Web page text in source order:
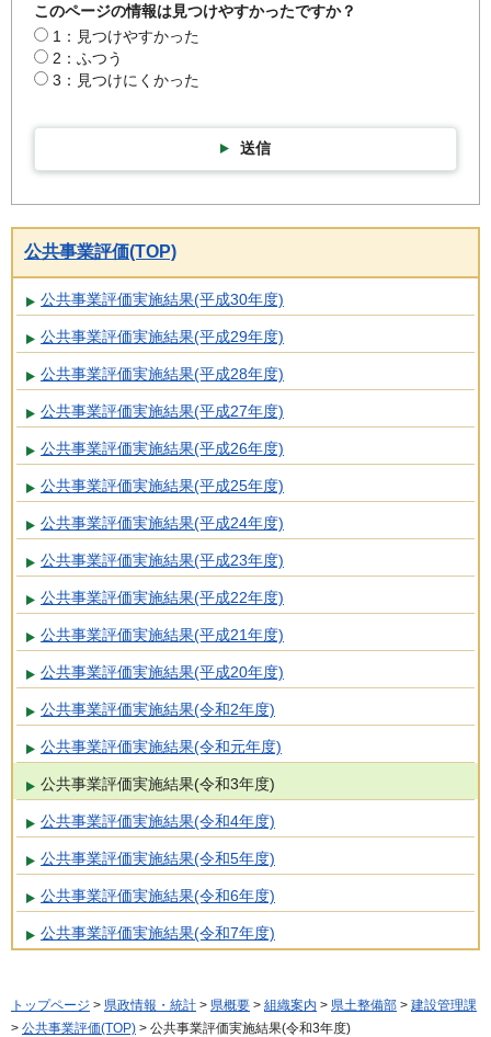
このページの情報は見つけやすかったですか？
1：見つけやすかった
2：ふつう
3：見つけにくかった
送信
公共事業評価(TOP)
公共事業評価実施結果(平成30年度)
公共事業評価実施結果(平成29年度)
公共事業評価実施結果(平成28年度)
公共事業評価実施結果(平成27年度)
公共事業評価実施結果(平成26年度)
公共事業評価実施結果(平成25年度)
公共事業評価実施結果(平成24年度)
公共事業評価実施結果(平成23年度)
公共事業評価実施結果(平成22年度)
公共事業評価実施結果(平成21年度)
公共事業評価実施結果(平成20年度)
公共事業評価実施結果(令和2年度)
公共事業評価実施結果(令和元年度)
公共事業評価実施結果(令和3年度)
公共事業評価実施結果(令和4年度)
公共事業評価実施結果(令和5年度)
公共事業評価実施結果(令和6年度)
公共事業評価実施結果(令和7年度)
トップページ > 県政情報・統計 > 県概要 > 組織案内 > 県土整備部 > 建設管理課
> 公共事業評価(TOP) > 公共事業評価実施結果(令和3年度)